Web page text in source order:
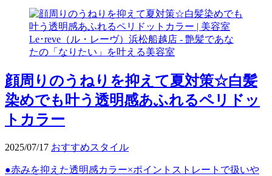
顔周りのうねりを抑えて夏対策☆白髪
染めでも叶う透明感あふれるペリドッ
トカラー
2025/07/17 おすすめスタイル
●赤みを抑えた透明感カラー×ポイントストレートで扱いや